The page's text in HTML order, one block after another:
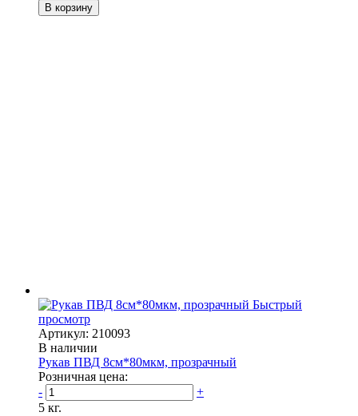
В корзину
Быстрый
просмотр
Артикул: 210093
В наличии
Рукав ПВД 8см*80мкм, прозрачный
Розничная цена:
-
+
5 кг.